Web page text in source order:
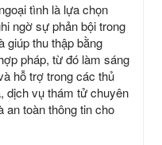
tình là lựa chọn
ngờ sự phản bội trong
giúp thu thập bằng
pháp, từ đó làm sáng
hỗ trợ trong các thủ
dịch vụ thám tử chuyên
an toàn thông tin cho